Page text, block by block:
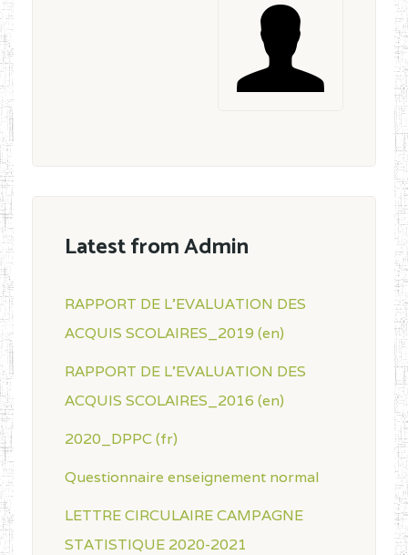
Latest from Admin
RAPPORT DE L'EVALUATION DES
ACQUIS SCOLAIRES_2019 (en)
RAPPORT DE L'EVALUATION DES
ACQUIS SCOLAIRES_2016 (en)
2020_DPPC (fr)
Questionnaire enseignement normal
LETTRE CIRCULAIRE CAMPAGNE
STATISTIQUE 2020-2021